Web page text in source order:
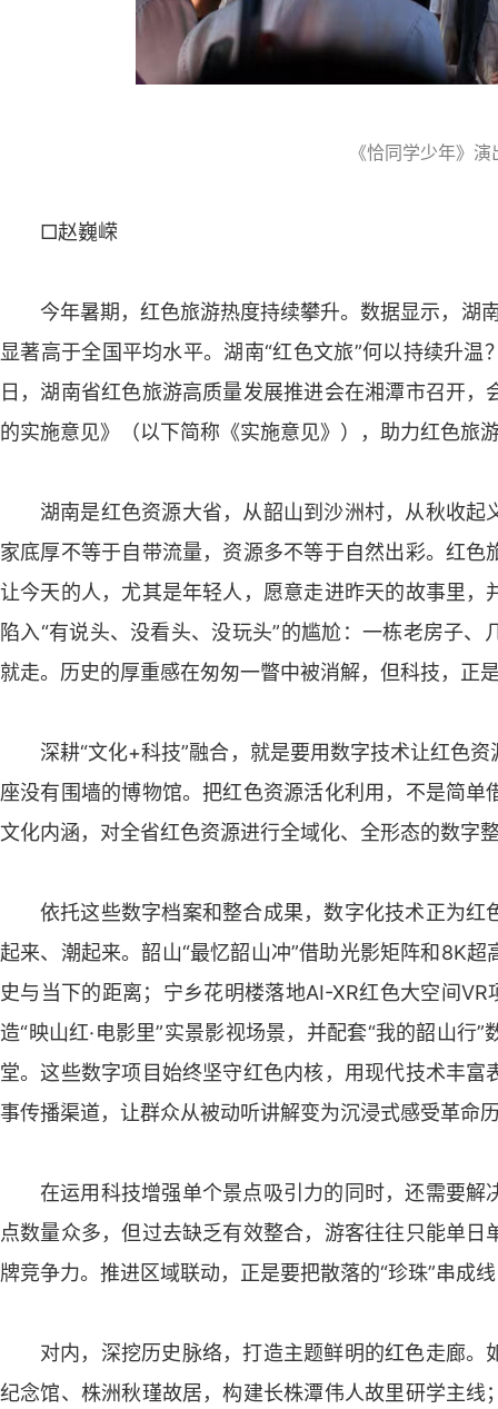
《恰同学少年》
□赵巍嵘
今年暑期，红色旅游热度持续攀升。数据显示，湖
显著高于全国平均水平。湖南“红色文旅”何以持续升
日，湖南省红色旅游高质量发展推进会在湘潭市召开
的实施意见》（以下简称《实施意见》），助力红色旅
湖南是红色资源大省，从韶山到沙洲村，从秋收
家底厚不等于自带流量，资源多不等于自然出彩。红
让今天的人，尤其是年轻人，愿意走进昨天的故事里
陷入“有说头、没看头、没玩头”的尴尬：一栋老房子
就走。历史的厚重感在匆匆一瞥中被消解，但科技，正
深耕“文化+科技”融合，就是要用数字技术让红色
座没有围墙的博物馆。把红色资源活化利用，不是简
文化内涵，对全省红色资源进行全域化、全形态的数字
依托这些数字档案和整合成果，数字化技术正为
起来、潮起来。韶山“最忆韶山冲”借助光影矩阵和8K
史与当下的距离；宁乡花明楼落地AI-XR红色大空间
造“映山红·电影里”实景影视场景，并配套“我的韶山行
堂。这些数字项目始终坚守红色内核，用现代技术丰
事传播渠道，让群众从被动听讲解变为沉浸式感受革命
在运用科技增强单个景点吸引力的同时，还需要
点数量众多，但过去缺乏有效整合，游客往往只能单
牌竞争力。推进区域联动，正是要把散落的“珍珠”串成
对内，深挖历史脉络，打造主题鲜明的红色走廊
纪念馆、株洲秋瑾故居，构建长株潭伟人故里研学主